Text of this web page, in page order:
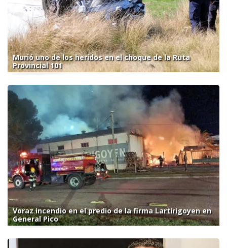
Murió uno de los heridos en el choque de la Ruta
Provincial 101
Voraz incendio en el predio de la firma Lartirigoyen en
General Pico